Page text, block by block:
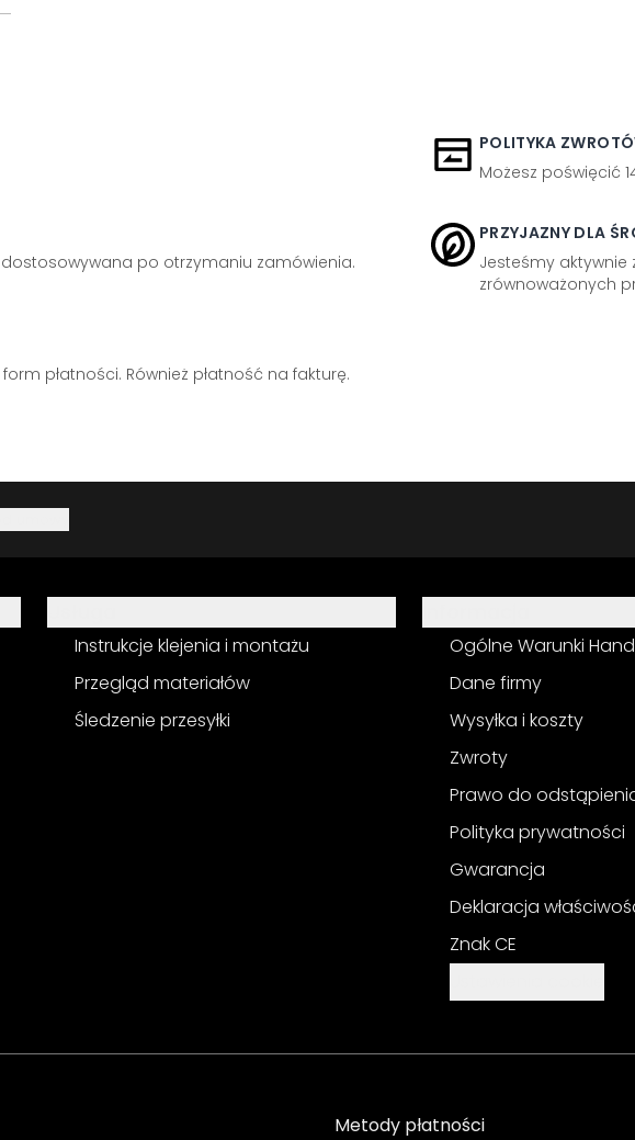
POLITYKA
Możesz poświęcić
po otrzymaniu zamówienia.
PRZYJAZNY DLA
Jesteśmy
zrównoważonych
płatności. Również płatność na fakturę.
Instrukcje klejenia i montażu
Przegląd materiałów
Śledzenie przesyłki
Ogólne Warunki
Dane firmy
Wysyłka i koszty
Zwroty
Prawo do
Polityka prywatności
Gwarancja
Deklaracja
Znak CE
Metody płatności